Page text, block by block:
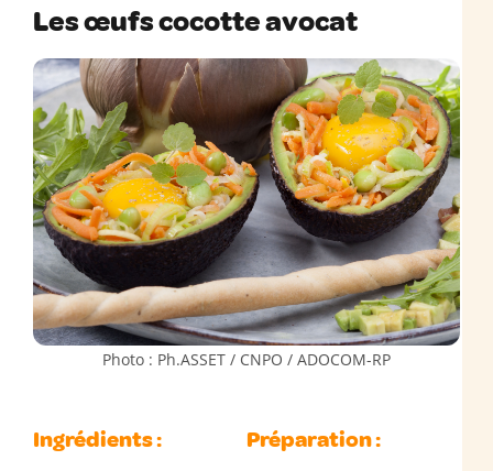
Les œufs cocotte avocat
Photo : Ph.ASSET / CNPO / ADOCOM-RP
Ingrédients : Préparation :